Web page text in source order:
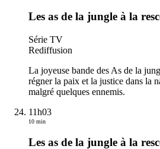
Les as de la jungle à la
Série TV
Rediffusion
La joyeuse bande des As de la
régner la paix et la justice dans la
malgré quelques ennemis.
11h03
10 min
Les as de la jungle à la